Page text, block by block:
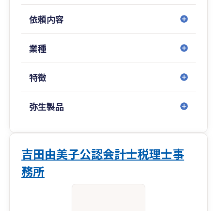
以上のフリードリンクをそろえ、十分な機械換気
も行い、清潔な明るいお部屋でお客様をお待ちし
ております。
代表社員 公認会計士・税理士 浅井 清史
依頼内容
業種
特徴
弥生製品
吉田由美子公認会計士税理士事
務所